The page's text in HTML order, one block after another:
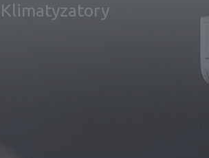
Klimatyzatory